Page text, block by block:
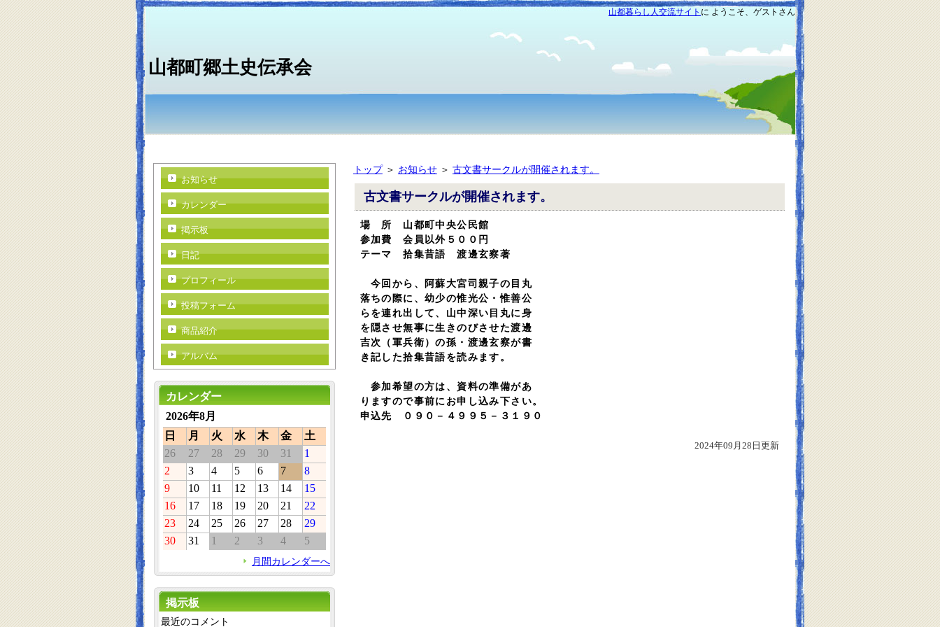
山都暮らし人交流サイト に ようこそ、ゲストさん
山都町郷土史伝承会
トップ＞ お知らせ＞ 古文書サークルが開催されます。
古文書サークルが開催されます。
場 所 山都町中央公民館
参加費 会員以外５００円
テーマ 拾集昔語 渡邊玄察著
今回から、阿蘇大宮司親子の目丸
落ちの際に、幼少の惟光公・惟善公
らを連れ出して、山中深い目丸に身
を隠させ無事に生きのびさせた渡邊
吉次（軍兵衛）の孫・渡邊玄察が書
き記した拾集昔語を読みます。
参加希望の方は、資料の準備があ
りますので事前にお申し込み下さい。
申込先 ０９０－４９９５－３１９０
2024年09月28日更新
お知らせ
カレンダー
掲示板
日記
プロフィール
投稿フォーム
商品紹介
アルバム
カレンダー
2026年8月
日
月 火 水 木 金
土
26
27 28 29 30 31
1
2
3 4 5 6 7
8
9
10 11 12 13 14
15
16
17 18 19 20 21
22
23
24 25 26 27 28
29
30
31 1 2 3 4 5
月間カレンダーへ
掲示板
最近のコメント